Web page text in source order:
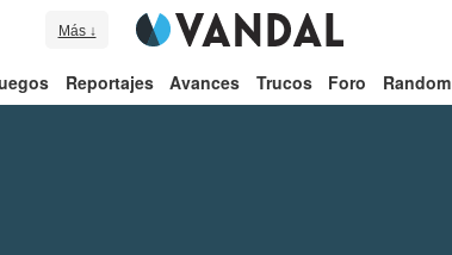
Más ↓
Reportajes Avances Trucos Foro Random